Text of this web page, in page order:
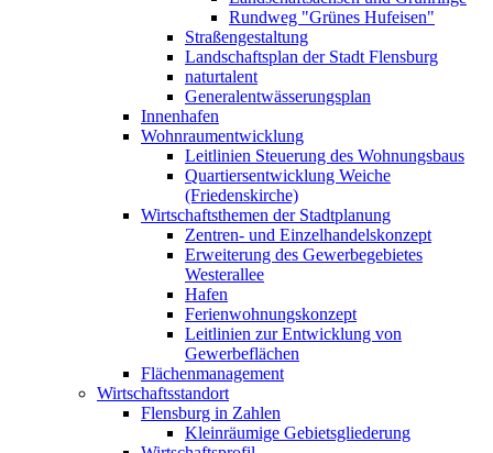
Rundweg "Grünes Hufeisen"
Straßengestaltung
Landschaftsplan der Stadt Flensburg
naturtalent
Generalentwässerungsplan
Innenhafen
Wohnraumentwicklung
Leitlinien Steuerung des Wohnungsbaus
Quartiersentwicklung Weiche
(Friedenskirche)
Wirtschaftsthemen der Stadtplanung
Zentren- und Einzelhandelskonzept
Erweiterung des Gewerbegebietes
Westerallee
Hafen
Ferienwohnungskonzept
Leitlinien zur Entwicklung von
Gewerbeflächen
Flächenmanagement
Wirtschaftsstandort
Flensburg in Zahlen
Kleinräumige Gebietsgliederung